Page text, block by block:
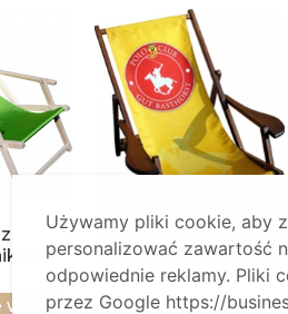
więcej
Leżak z
Używamy pliki cookie, aby
personalizować zawartość
odpowiednie reklamy. Pliki
przez Google https://